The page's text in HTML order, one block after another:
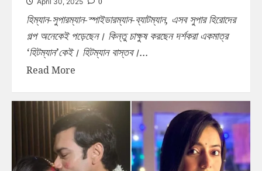
হিম্যান-সুপারম্যান-স্পাইডারম্যান-ব্যাটম্যান, এসব সুপার হিরোদের
গল্প অনেকেই পড়েছেন। কিন্তু চাক্ষুষ করছেন দর্শকরা একমাত্র
‘হিটম্যান’কেই। হিটম্যান বাস্তব।...
Read More